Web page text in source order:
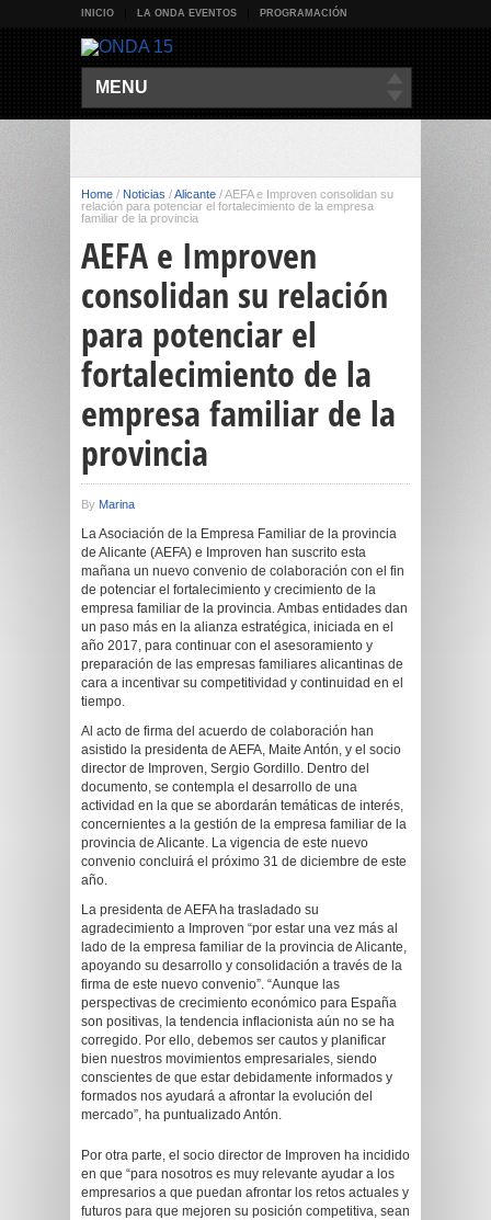
INICIO LA ONDA EVENTOS PROGRAMACIÓN
MENU
Home / Noticias /Alicante /AEFA e Improven consolidan su
relación para potenciar el fortalecimiento de la empresa
familiar de la provincia
AEFA e Improven
consolidan su relación
para potenciar el
fortalecimiento de la
empresa familiar de la
provincia
By Marina
La Asociación de la Empresa Familiar de la provincia
de Alicante (AEFA) e Improven han suscrito esta
mañana un nuevo convenio de colaboración con el fin
de potenciar el fortalecimiento y crecimiento de la
empresa familiar de la provincia. Ambas entidades dan
un paso más en la alianza estratégica, iniciada en el
año 2017, para continuar con el asesoramiento y
preparación de las empresas familiares alicantinas de
cara a incentivar su competitividad y continuidad en el
tiempo.
Al acto de firma del acuerdo de colaboración han
asistido la presidenta de AEFA, Maite Antón, y el socio
director de Improven, Sergio Gordillo. Dentro del
documento, se contempla el desarrollo de una
actividad en la que se abordarán temáticas de interés,
concernientes a la gestión de la empresa familiar de la
provincia de Alicante. La vigencia de este nuevo
convenio concluirá el próximo 31 de diciembre de este
año.
La presidenta de AEFA ha trasladado su
agradecimiento a Improven “por estar una vez más al
lado de la empresa familiar de la provincia de Alicante,
apoyando su desarrollo y consolidación a través de la
firma de este nuevo convenio”. “Aunque las
perspectivas de crecimiento económico para España
son positivas, la tendencia inflacionista aún no se ha
corregido. Por ello, debemos ser cautos y planificar
bien nuestros movimientos empresariales, siendo
conscientes de que estar debidamente informados y
formados nos ayudará a afrontar la evolución del
mercado”, ha puntualizado Antón.
Por otra parte, el socio director de Improven ha incidido
en que “para nosotros es muy relevante ayudar a los
empresarios a que puedan afrontar los retos actuales y
futuros para que mejoren su posición competitiva, sean